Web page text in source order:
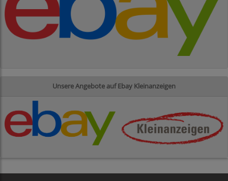
Unsere Angebote auf Ebay Kleinanzeigen